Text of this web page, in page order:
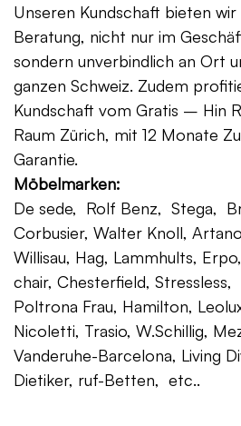
Unseren Kundschaft bieten
Beratung, nicht nur im
sondern unverbindlich an Ort
ganzen Schweiz. Zudem
Kundschaft vom Gratis – Hin
Raum Zürich, mit 12 Monate
Garantie.
Möbelmarken:
De sede, Rolf Benz, Stega,
Corbusier, Walter Knoll,
Willisau, Hag, Lammhults,
chair, Chesterfield,
Poltrona Frau, Hamilton,
Nicoletti, Trasio, W.Schillig,
Vanderuhe-Barcelona, Living
Dietiker, ruf-Betten, etc..